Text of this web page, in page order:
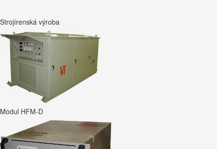
Strojírenská výroba
Modul HFM-D